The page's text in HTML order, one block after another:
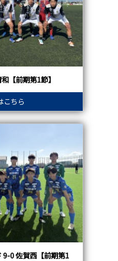
【前期第1節】
こちら
0 佐賀西【前期第1